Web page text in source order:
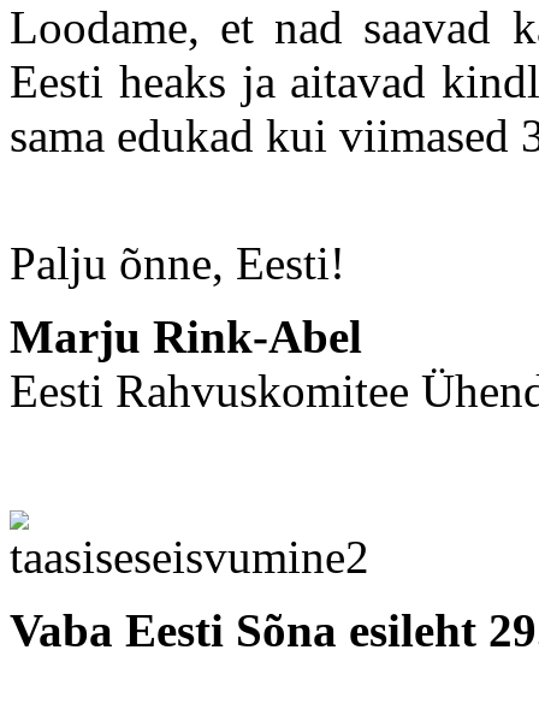
Loodame, et nad saavad
Eesti heaks ja aitavad
sama edukad kui viimased
Palju õnne, Eesti!
Marju Rink-Abel
Eesti Rahvuskomitee
Vaba Eesti Sõna esileht